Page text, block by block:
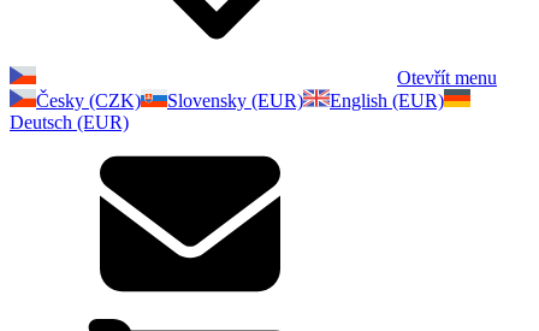
Otevřít menu
Česky (CZK)
Slovensky (EUR)
English (EUR)
Deutsch (EUR)